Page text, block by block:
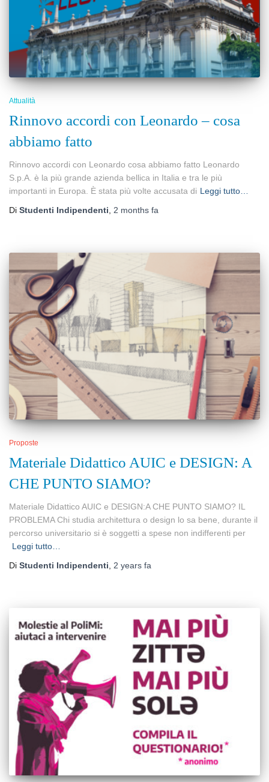
Attualità
Rinnovo accordi con Leonardo – cosa
abbiamo fatto
Rinnovo accordi con Leonardo cosa abbiamo fatto Leonardo
S.p.A. è la più grande azienda bellica in Italia e tra le più
importanti in Europa. È stata più volte accusata di Leggi tutto…
Di Studenti Indipendenti 2 months fa
Proposte
Materiale Didattico AUIC e DESIGN: A
CHE PUNTO SIAMO?
Materiale Didattico AUIC e DESIGN:A CHE PUNTO SIAMO? IL
PROBLEMA Chi studia architettura o design lo sa bene, durante il
percorso universitario si è soggetti a spese non indifferenti per
Leggi tutto…
Di Studenti Indipendenti, 2 years fa